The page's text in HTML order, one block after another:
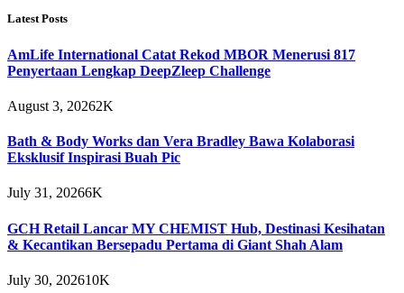
Latest Posts
AmLife International Catat Rekod MBOR Menerusi 817
Penyertaan Lengkap DeepZleep Challenge
August 3, 20262K
Bath & Body Works dan Vera Bradley Bawa Kolaborasi
Eksklusif Inspirasi Buah Pic
July 31, 20266K
GCH Retail Lancar MY CHEMIST Hub, Destinasi Kesihatan
& Kecantikan Bersepadu Pertama di Giant Shah Alam
July 30, 202610K